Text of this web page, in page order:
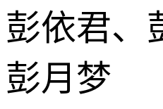
彭依君、
彭月梦